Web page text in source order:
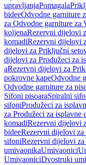
upravljanjaPomagala
bideeOdvodne garniture
za Odvodne garniture za
koljenaRezervni dijelovi
komadiRezervni dijelovi
dijelovi za Priključni
dijelovi za Produžeci za
aRezervni dijelovi za
pokrovne kapeOdvodne
Odvodne garniture za
Sifoni pisoaraSpiralni
sifoniProdužeci za
za Produžeci za isplavne
komadiRezervni dijelovi
bideeRezervni dijelovi za
sifoniRezervni dijelovi
umivaonikaUmivaonici
UmivaoniciDvostruki